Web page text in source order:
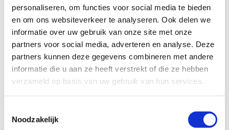
personaliseren, om functies voor social media te bieden
en om ons websiteverkeer te analyseren. Ook delen we
informatie over uw gebruik van onze site met onze
partners voor social media, adverteren en analyse. Deze
partners kunnen deze gegevens combineren met andere
informatie die u aan ze heeft verstrekt of die ze hebben
verzameld op basis van uw gebruik van hun services.
Noodzakelijk